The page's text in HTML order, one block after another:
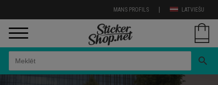
LATVIEŠU
|
MANS PROFILS
search